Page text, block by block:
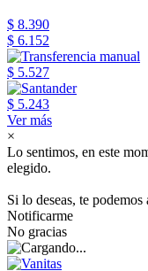
$ 8.390
$ 6.152
$ 5.527
$ 5.243
Ver más
×
Lo sentimos, en este
elegido.
Si lo deseas, te
Notificarme
No gracias